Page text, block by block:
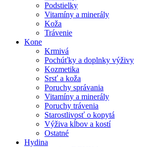
Podstielky
Vitamíny a minerály
Koža
Trávenie
Kone
Krmivá
Pochúťky a doplnky výživy
Kozmetika
Srsť a koža
Poruchy správania
Vitamíny a minerály
Poruchy trávenia
Starostlivosť o kopytá
Výživa kĺbov a kostí
Ostatné
Hydina